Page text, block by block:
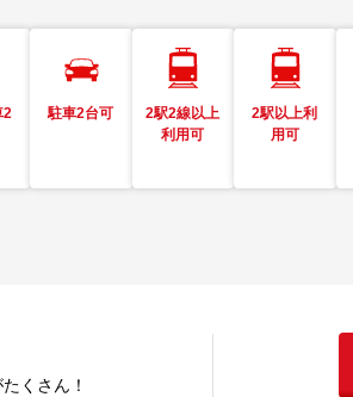
2
駐車2台可
2駅2線以上
利用可
2駅以上利
用可
くさん！